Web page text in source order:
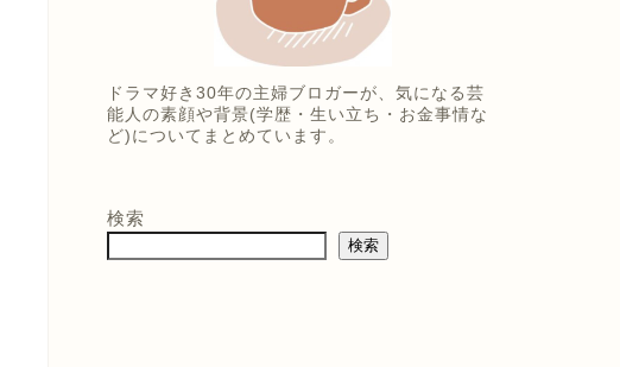
ドラマ好き30年の主婦ブロガーが、気になる芸
能人の素顔や背景(学歴・生い立ち・お金事情な
ど)についてまとめています。
検索
検索